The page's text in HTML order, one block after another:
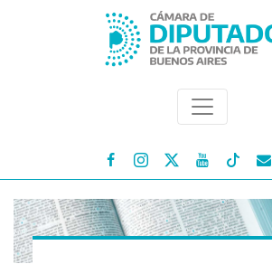
  